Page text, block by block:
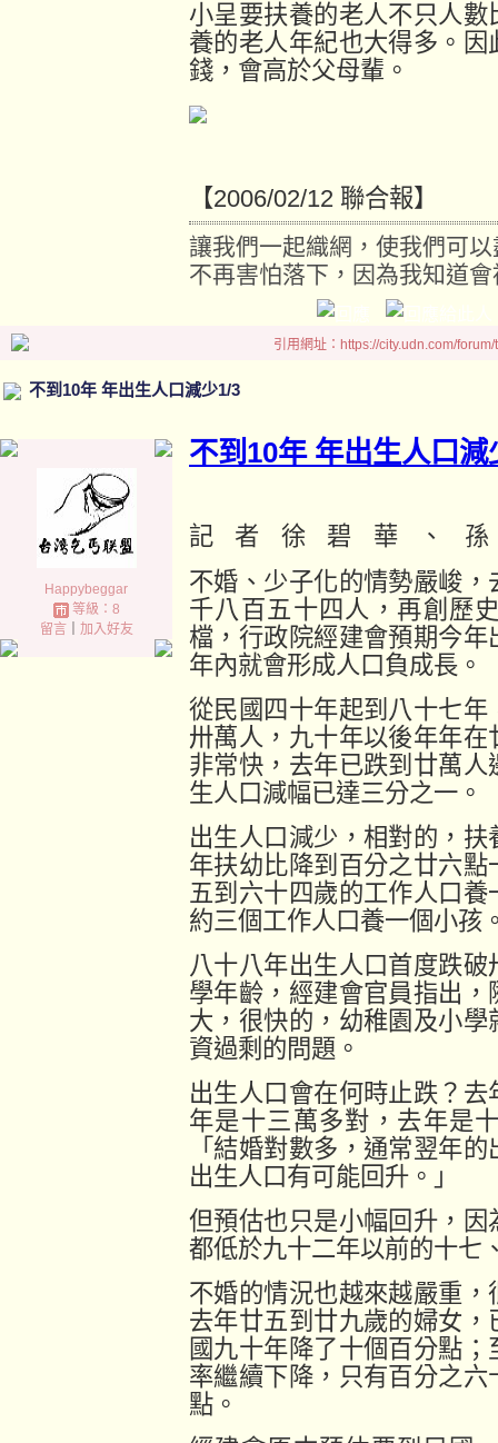
小呈要扶養的老人不只人
養的老人年紀也大得多。
錢，會高於父母輩。
【2006/02/12 聯合報】
讓我們一起織網，使我們可
不再害怕落下，因為我知道
引用網址：https://city.udn.com/
不到10年 年出生人口減少1/3
Happybeggar
等級：8
留言｜ 加入好友
不到10年 年出生人口減
記者徐碧華、
不婚、少子化的情勢嚴峻
千八百五十四人，再創歷
檔，行政院經建會預期今
年內就會形成人口負成長。
從民國四十年起到八十七
卅萬人，九十年以後年年
非常快，去年已跌到廿萬
生人口減幅已達三分之一。
出生人口減少，相對的，
年扶幼比降到百分之廿六
五到六十四歲的工作人口
約三個工作人口養一個小孩
八十八年出生人口首度跌
學年齡，經建會官員指出
大，很快的，幼稚園及小
資過剩的問題。
出生人口會在何時止跌？
年是十三萬多對，去年是
「結婚對數多，通常翌年
出生人口有可能回升。」
但預估也只是小幅回升，
都低於九十二年以前的十七
不婚的情況也越來越嚴重
去年廿五到廿九歲的婦女
國九十年降了十個百分點
率繼續下降，只有百分之
點。